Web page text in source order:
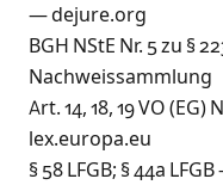
— dejure.org
BGH NStE Nr. 5 zu §
Nachweissammlung
Art. 14, 18, 19 VO
lex.europa.eu
§ 58 LFGB; § 44a